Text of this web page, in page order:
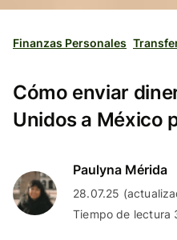
Finanzas Personales
Cómo enviar
Unidos a México
Paulyna Mérida
28.07.25
Tiempo de lectura